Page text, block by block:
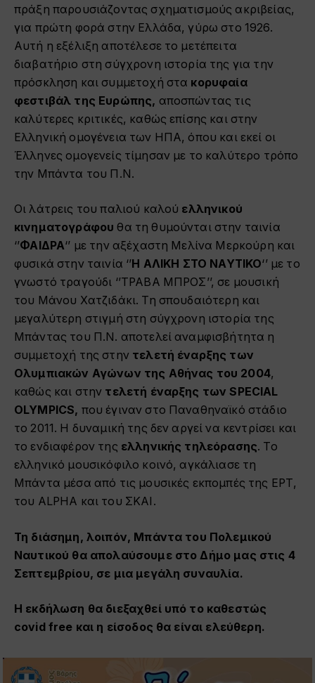
πράξη παρουσιάζοντας σχηματισμούς ακριβείας,
για πρώτη φορά στην Ελλάδα, γύρω στο 1926.
Αυτή η εξέλιξη αποτέλεσε το μετέπειτα
διαβατήριο στη σύγχρονη ιστορία της για την
πρόσκληση και συμμετοχή στα κορυφαία
φεστιβάλ της Ευρώπης, αποσπώντας τις
καλύτερες κριτικές, καθώς επίσης και στην
Ελληνική ομογένεια των ΗΠΑ, όπου και εκεί οι
Έλληνες ομογενείς τίμησαν με το καλύτερο τρόπο
την Μπάντα του Π.Ν.
Οι λάτρεις του παλιού καλού ελληνικού
κινηματογράφου θα τη θυμούνται στην ταινία
‘’ΦΑΙΔΡΑ‘’ με την αξέχαστη Μελίνα Μερκούρη και
φυσικά στην ταινία ‘’Η ΑΛΙΚΗ ΣΤΟ ΝΑΥΤΙΚΟ‘’ με το
γνωστό τραγούδι ‘’ΤΡΑΒΑ ΜΠΡΟΣ’’, σε μουσική
του Μάνου Χατζιδάκι. Τη σπουδαιότερη και
μεγαλύτερη στιγμή στη σύγχρονη ιστορία της
Μπάντας του Π.Ν. αποτελεί αναμφισβήτητα η
συμμετοχή της στην τελετή έναρξης των
Ολυμπιακών Αγώνων της Αθήνας του 2004,
καθώς και στην τελετή έναρξης των SPECIAL
OLYMPICS, που έγιναν στο Παναθηναϊκό στάδιο
το 2011. Η δυναμική της δεν αργεί να κεντρίσει και
το ενδιαφέρον της ελληνικής τηλεόρασης. Το
ελληνικό μουσικόφιλο κοινό, αγκάλιασε τη
Μπάντα μέσα από τις μουσικές εκπομπές της ΕΡΤ,
του ΑLPHA και του ΣΚΑΙ .
Τη διάσημη, λοιπόν, Μπάντα του Πολεμικού
Ναυτικού θα απολαύσουμε στο Δήμο μας στις 4
Σεπτεμβρίου, σε μια μεγάλη συναυλία.
Η εκδήλωση θα διεξαχθεί υπό το καθεστώς
covid free και η είσοδος θα είναι ελεύθερη.